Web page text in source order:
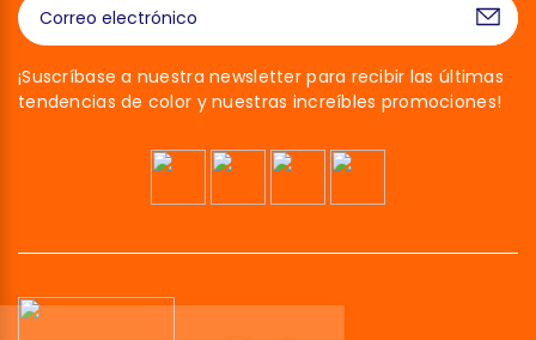
¡Suscríbase a nuestra newsletter para recibir las últimas
tendencias de color y nuestras increíbles promociones!